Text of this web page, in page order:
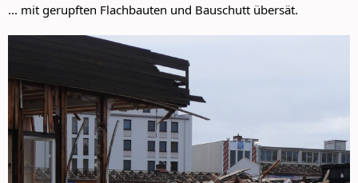
... mit gerupften Flachbauten und Bauschutt übersät.